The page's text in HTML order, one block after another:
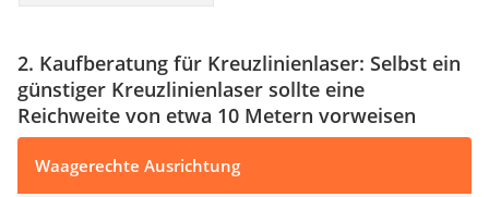
2. Kaufberatung für Kreuzlinienlaser: Selbst ein
günstiger Kreuzlinienlaser sollte eine
Reichweite von etwa 10 Metern vorweisen
Waagerechte Ausrichtung